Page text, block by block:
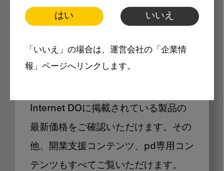
はい いいえ
「いいえ」の場合は、運営会社の「企業情
報」ページへリンクします。
製品価格も閲覧可能
Internet DOに掲載されている製品の
最新価格をご確認いただけます。その
他、開業支援コンテンツ、pd専用コン
テンツもすべてご覧いただけます。